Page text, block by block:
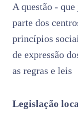
A questão -
parte dos
princípios
de expressão
as regras e leis
Legislação